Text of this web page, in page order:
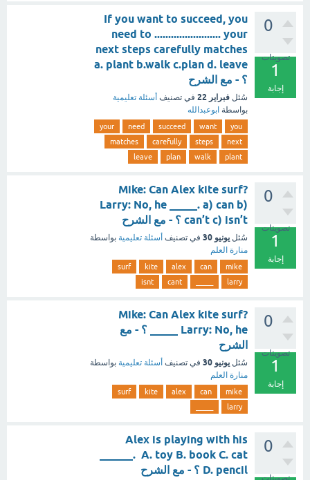
0
تصويتات
1
إجابة
If you want to succeed, you
need to ........................ your
next steps carefully matches
a. plant b.walk c.plan d. leave
؟ - مع الشرح
سُئل فبراير 22 في تصنيف أسئلة تعليمية
بواسطة ابوعبدالله
you
want
succeed
need
your
next
steps
carefully
matches
plant
walk
plan
leave
0
تصويتات
1
إجابة
Mike: Can Alex kite surf?
Larry: No, he _____. a) can b)
can’t c) isn’t ؟ - مع الشرح
سُئل يونيو 30 في تصنيف أسئلة تعليمية بواسطة
منارة العلم
mike
can
alex
kite
surf
larry
cant
isnt
0
تصويتات
1
إجابة
Mike: Can Alex kite surf?
Larry: No, he _____ ؟ - مع
الشرح
سُئل يونيو 30 في تصنيف أسئلة تعليمية بواسطة
منارة العلم
mike
can
alex
kite
surf
larry
0
تصويتات
Alex is playing with his
______. A. toy B. book C. cat
D. pencil ؟ - مع الشرح